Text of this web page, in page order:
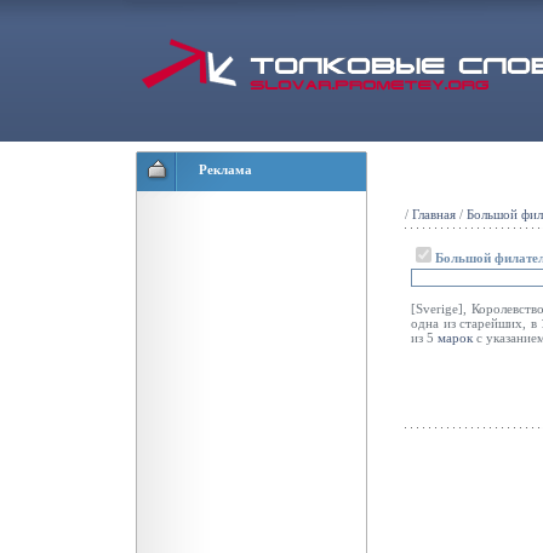
Реклама
/ Главная / Большой
Большой
[Sverige],
одна из старейших, в
из 5 марок с